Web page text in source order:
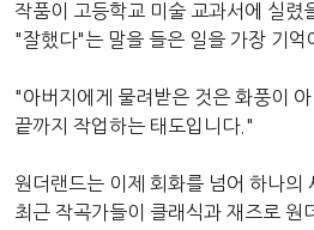
작품이 고등학교 미술 교과서에 실렸
"잘했다"는 말을 들은 일을 가장 기억
"아버지에게 물려받은 것은 화풍이
끝까지 작업하는 태도입니다."
원더랜드는 이제 회화를 넘어 하나의
최근 작곡가들이 클래식과 재즈로 원